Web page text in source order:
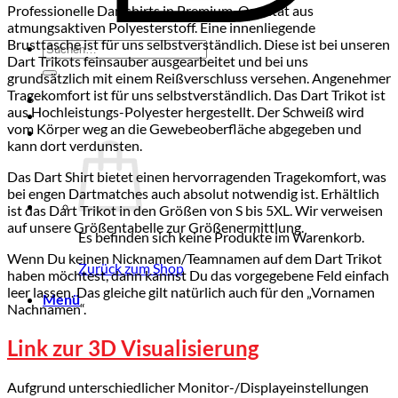
Suchen
nach:
Es befinden sich keine Produkte im Warenkorb.
Zurück zum Shop
Menü
Professionelle Dartshirts in Premium-Qualität aus
atmungsaktiven Polyesterstoff. Eine innenliegende
Brusttasche ist für uns selbstverständlich. Diese ist bei unseren
Dart Trikots feinsauber ausgearbeitet und bei uns
grundsätzlich mit einem Reißverschluss versehen. Angenehmer
Tragekomfort ist für uns selbstverständlich. Das Dart Trikot ist
aus Hochleistungs-Polyester hergestellt. Der Schweiß wird
vom Körper weg an die Gewebeoberfläche abgegeben und
kann dort verdunsten.
Das Dart Shirt bietet einen hervorragenden Tragekomfort, was
bei engen Dartmatches auch absolut notwendig ist. Erhältlich
ist das Dart Trikot in den Größen von S bis 5XL. Wir verweisen
auf unsere Größentabelle zur Größenermittlung.
Wenn Du keinen Nicknamen/Teamnamen auf dem Dart Trikot
haben möchtest, dann kannst Du das vorgegebene Feld einfach
leer lassen. Das gleiche gilt natürlich auch für den „Vornamen
Nachnamen“.
Link zur 3D Visualisierung
Aufgrund unterschiedlicher Monitor-/Displayeinstellungen